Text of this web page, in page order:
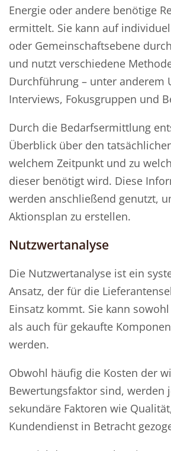
Energie oder andere benötige
ermittelt. Sie kann auf
oder Gemeinschaftsebene
und nutzt verschiedene
Durchführung – unter anderem
Interviews, Fokusgruppen und
Durch die Bedarfsermittlung
Überblick über den
welchem Zeitpunkt und zu
dieser benötigt wird. Diese
werden anschließend genutzt,
Aktionsplan zu erstellen.
Nutzwertanalyse
Die Nutzwertanalyse ist ein
Ansatz, der für die
Einsatz kommt. Sie kann
als auch für gekaufte
werden.
Obwohl häufig die Kosten der
Bewertungsfaktor sind, werden
sekundäre Faktoren wie
Kundendienst in Betracht